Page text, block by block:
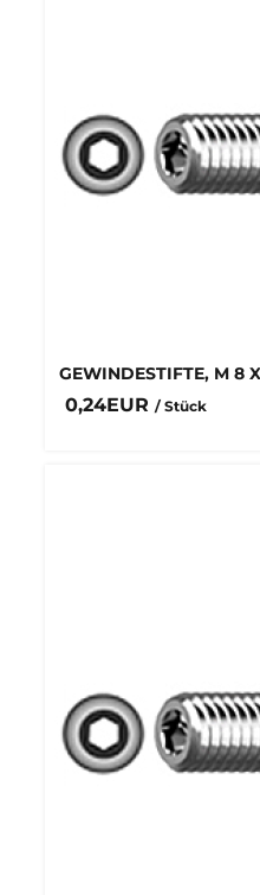
GEWINDESTIFTE, M 8
0,24EUR / Stück